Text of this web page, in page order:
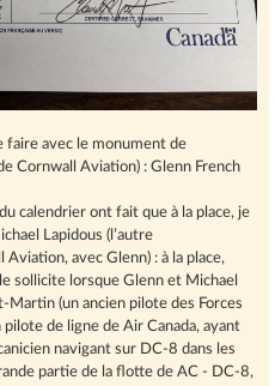
faire avec le monument de
Cornwall Aviation) : Glenn French
calendrier ont fait que à la place, je
Lapidous (l’autre
avec Glenn) : à la place,
sollicite lorsque Glenn et Michael
Martin (un ancien pilote des Forces
de ligne de Air Canada, ayant
navigant sur DC-8 dans les
partie de la flotte de AC - DC-8,